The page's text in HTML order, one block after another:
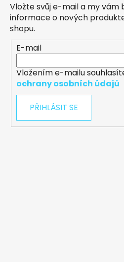
Vložte svůj e-mail a my vám
informace o nových
shopu.
E-mail
Vložením e-mailu
ochrany osobních údajů
PŘIHLÁSIT SE